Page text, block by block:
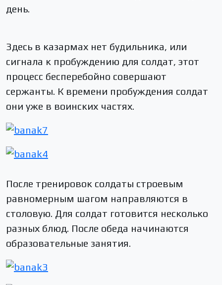
день.
Здесь в казармах нет будильника, или
сигнала к пробуждению для солдат, этот
процесс бесперебойно совершают
сержанты. К времени пробуждения солдат
они уже в воинских частях.
После тренировок солдаты строевым
равномерным шагом направляются в
столовую. Для солдат готовится несколько
разных блюд. После обеда начинаются
образовательные занятия.